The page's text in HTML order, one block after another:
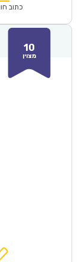
כתוב
10
מצוין